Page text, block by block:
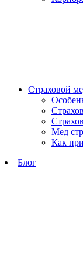
Страховой
Мед
Как
Блог